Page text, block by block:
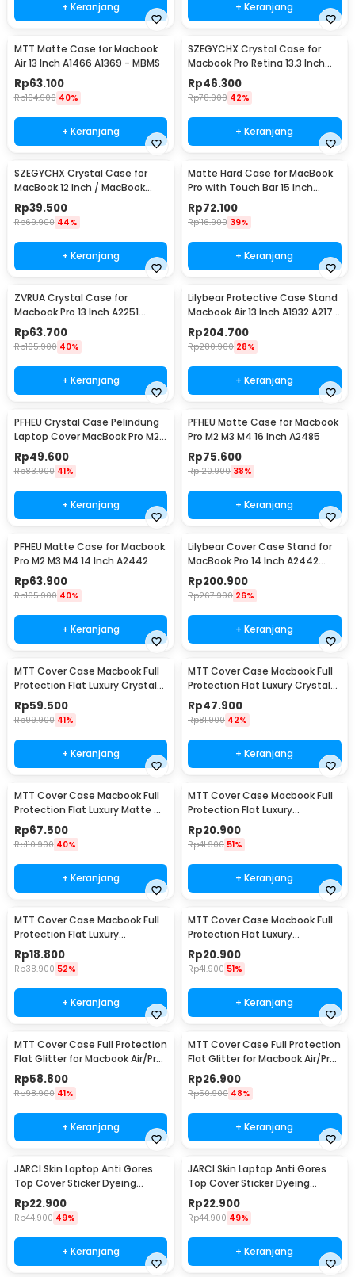
+ Keranjang + Keranjang
MTT Matte Case for Macbook
Air 13 Inch A1466 A1369 - MBMS
Rp63.100
Rp104.900 40%
+ Keranjang
SZEGYCHX Crystal Case for
Macbook Pro Retina 13.3 Inch
A1425 A1502 - M-05
Rp46.300
Rp78.900 42%
+ Keranjang
SZEGYCHX Crystal Case for
MacBook 12 Inch / MacBook
2015 A1534 A1931
Rp39.500
Rp69.900 44%
+ Keranjang
Matte Hard Case for MacBook
Pro with Touch Bar 15 Inch
(A1707)
Rp72.100
Rp116.900 39%
+ Keranjang
ZVRUA Crystal Case for
Macbook Pro 13 Inch A2251
A2289 A2338 - ZV01
Rp63.700
Rp105.900 40%
+ Keranjang
Lilybear Protective Case Stand
Macbook Air 13 Inch A1932 A2179
A2337 - LBB015
Rp204.700
Rp280.900 28%
+ Keranjang
PFHEU Crystal Case Pelindung
Laptop Cover MacBook Pro M2
M3 M4 14 Inch A2442
Rp49.600
Rp83.900 41%
+ Keranjang
PFHEU Matte Case for Macbook
Pro M2 M3 M4 16 Inch A2485
Rp75.600
Rp120.900 38%
+ Keranjang
PFHEU Matte Case for Macbook
Pro M2 M3 M4 14 Inch A2442
Rp63.900
Rp105.900 40%
+ Keranjang
Lilybear Cover Case Stand for
MacBook Pro 14 Inch A2442
A2779 A2918
Rp200.900
Rp267.900 26%
+ Keranjang
MTT Cover Case Macbook Full
Protection Flat Luxury Crystal
M2 M3 M4 Macbook Air 15 - M-01
Rp59.500
Rp99.900 41%
+ Keranjang
MTT Cover Case Macbook Full
Protection Flat Luxury Crystal
M2 M3 M4 Macbook Air 13 M2 -
M-01
Rp47.900
Rp81.900 42%
+ Keranjang
MTT Cover Case Macbook Full
Protection Flat Luxury Matte M2
M3 M4 Macbook Air 13 M2 - M-
02
Rp67.500
Rp110.900 40%
+ Keranjang
MTT Cover Case Macbook Full
Protection Flat Luxury
Crocodile Texture Macbook Air
13 - M-3
Rp20.900
Rp41.900 51%
+ Keranjang
MTT Cover Case Macbook Full
Protection Flat Luxury
Crocodile Texture Macbook Pro
13.3 - M-3
Rp18.800
Rp38.900 52%
+ Keranjang
MTT Cover Case Macbook Full
Protection Flat Luxury
Crocodile Texture Macbook Air
13.6 M2 - M-3
Rp20.900
Rp41.900 51%
+ Keranjang
MTT Cover Case Full Protection
Flat Glitter for Macbook Air/Pro
13Inch A1932/2179/A2337 - M-
30
Rp58.800
Rp98.900 41%
+ Keranjang
MTT Cover Case Full Protection
Flat Glitter for Macbook Air/Pro
13Inch A1706/1708/1989/2289 -
M-30
Rp26.900
Rp50.900 48%
+ Keranjang
JARCI Skin Laptop Anti Gores
Top Cover Sticker Dyeing
Process 14C MacBook Pro 16 -
JR-14
Rp22.900
Rp44.900 49%
+ Keranjang
JARCI Skin Laptop Anti Gores
Top Cover Sticker Dyeing
Process 14C MacBook Air 15 -
JR-14
Rp22.900
Rp44.900 49%
+ Keranjang